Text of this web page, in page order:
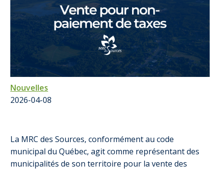
Nouvelles
2026-04-08
La MRC des Sources, conformément au code
municipal du Québec, agit comme représentant des
municipalités de son territoire pour la vente des